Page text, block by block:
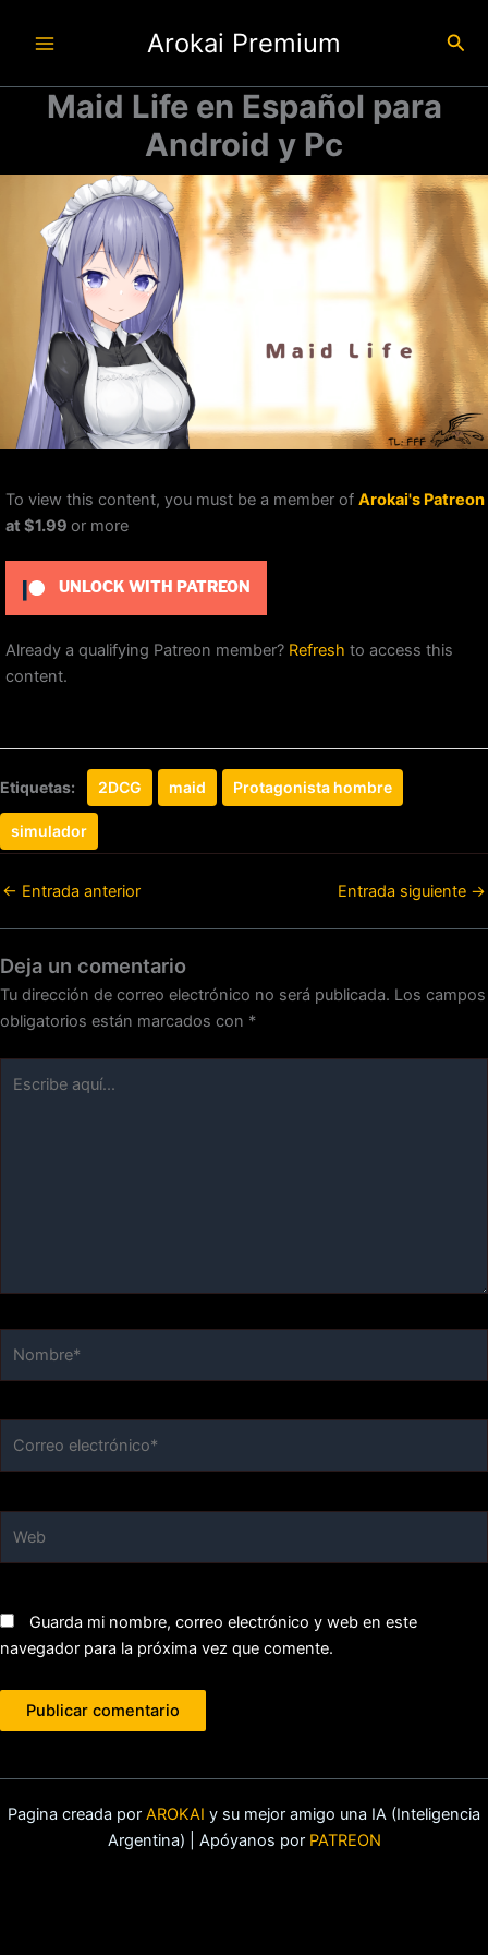
Arokai Premium
Maid Life en Español para
Android y Pc
To view this content, you must be a member of Arokai's Patreon
at $1.99 or more
UNLOCK WITH PATREON
Already a qualifying Patreon member? Refresh to access this
content.
Etiquetas: 2DCG maid Protagonista hombre
simulador
← Entrada anterior Entrada siguiente →
Deja un comentario
Tu dirección de correo electrónico no será publicada. Los campos
obligatorios están marcados con *
aquí...
Guarda mi nombre, correo electrónico y web en este
navegador para la próxima vez que comente.
Pagina creada por AROKAI y su mejor amigo una IA (Inteligencia
Argentina) | Apóyanos por PATREON